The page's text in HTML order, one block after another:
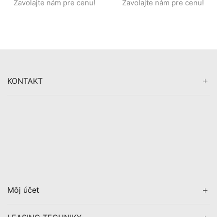
mount batéria Výroba
Zavolajte nám pre cenu! Zavolajte nám pre cenu!
KONTAKT
Môj účet